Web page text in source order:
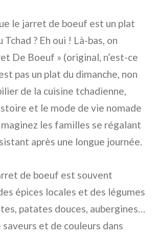
le jarret de boeuf est un plat
? Eh oui ! Là-bas, on
De Boeuf » (original, n’est-ce
pas un plat du dimanche, non
de la cuisine tchadienne,
et le mode de vie nomade
les familles se régalant
après une longue journée.
de boeuf est souvent
épices locales et des légumes
patates douces, aubergines…
et de couleurs dans